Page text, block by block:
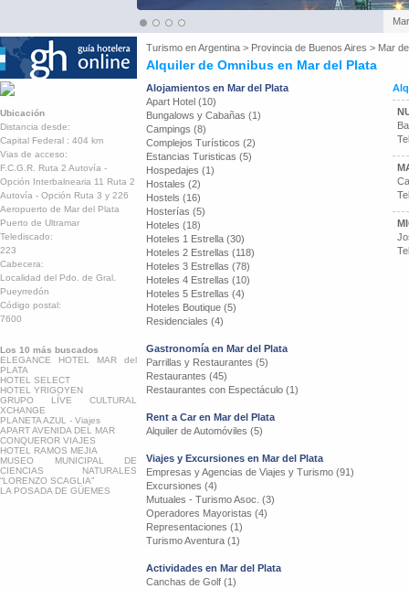
Turismo enArgentina > Provincia de Buenos Aires > Mar
Alquiler de Omnibus en Mar del Plata
Ubicación
Distancia desde:
Capital Federal : 404 km
Vias de acceso:
F.C.G.R. Ruta 2 Autovía -
Opción Interbalnearia 11 Ruta 2
Autovía - Opción Ruta 3 y 226
Aeropuerto de Mar del Plata
Puerto de Ultramar
Telediscado:
223
Cabecera:
Localidad del Pdo. de Gral.
Pueyrredón
Código postal:
7600
Los 10 más buscados
ELEGANCE HOTEL MAR del
PLATA
HOTEL SELECT
HOTEL YRIGOYEN
GRUPO LÍVE CULTURAL
XCHANGE
PLANETA AZUL - Viajes
APART AVENIDA DEL MAR
CONQUEROR VIAJES
HOTEL RAMOS MEJIA
MUSEO MUNICIPAL DE
CIENCIAS NATURALES
“LORENZO SCAGLIA”
LA POSADA DE GÜEMES
Alojamientos en Mar del Plata
Apart Hotel (10)
Bungalows y Cabañas (1)
Campings (8)
Complejos Turísticos (2)
Estancias Turisticas (5)
Hospedajes (1)
Hostales (2)
Hostels (16)
Hosterías (5)
Hoteles (18)
Hoteles 1 Estrella (30)
Hoteles 2 Estrellas (118)
Hoteles 3 Estrellas (78)
Hoteles 4 Estrellas (10)
Hoteles 5 Estrellas (4)
Hoteles Boutique (5)
Residenciales (4)
Gastronomía en Mar del Plata
Parrillas y Restaurantes (5)
Restaurantes (45)
Restaurantes con Espectáculo (1)
Rent a Car en Mar del Plata
Alquiler de Automóviles (5)
Viajes y Excursiones en Mar del Plata
Empresas y Agencias de Viajes y Turismo (91)
Excursiones (4)
Mutuales - Turismo Asoc. (3)
Operadores Mayoristas (4)
Representaciones (1)
Turismo Aventura (1)
Actividades en Mar del Plata
Canchas de Golf (1)